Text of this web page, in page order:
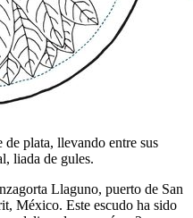
plata, llevando entre sus
liada de gules.
Llaguno, puerto de San
México. Este escudo ha sido